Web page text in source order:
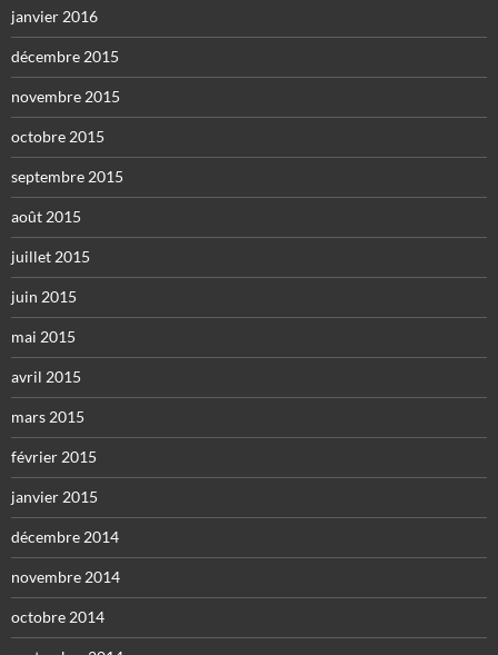
janvier 2016
décembre 2015
novembre 2015
octobre 2015
septembre 2015
août 2015
juillet 2015
juin 2015
mai 2015
avril 2015
mars 2015
février 2015
janvier 2015
décembre 2014
novembre 2014
octobre 2014